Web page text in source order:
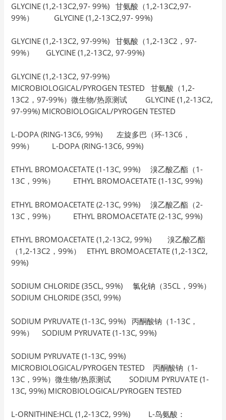
GLYCINE (1,2-13C2,97- 99%) 甘氨酸（1,2-13C2,97-
99%） GLYCINE (1,2-13C2,97- 99%)
GLYCINE (1,2-13C2, 97-99%) 甘氨酸（1,2-13C2，97-
99%） GLYCINE (1,2-13C2, 97-99%)
GLYCINE (1,2-13C2, 97-99%)
MICROBIOLOGICAL/PYROGEN TESTED 甘氨酸（1,2-
13C2，97-99%）微生物/热原测试 GLYCINE (1,2-13C2,
97-99%) MICROBIOLOGICAL/PYROGEN TESTED
L-DOPA (RING-13C6, 99%) 左旋多巴（环-13C6，
99%） L-DOPA (RING-13C6, 99%)
ETHYL BROMOACETATE (1-13C, 99%) 溴乙酸乙酯（1-
13C，99%） ETHYL BROMOACETATE (1-13C, 99%)
ETHYL BROMOACETATE (2-13C, 99%) 溴乙酸乙酯（2-
13C，99%） ETHYL BROMOACETATE (2-13C, 99%)
ETHYL BROMOACETATE (1,2-13C2, 99%) 溴乙酸乙酯
（1,2-13C2，99%） ETHYL BROMOACETATE (1,2-13C2,
99%)
SODIUM CHLORIDE (35CL, 99%) 氯化钠（35CL，99%）
SODIUM CHLORIDE (35Cl, 99%)
SODIUM PYRUVATE (1-13C, 99%) 丙酮酸钠（1-13C，
99%） SODIUM PYRUVATE (1-13C, 99%)
SODIUM PYRUVATE (1-13C, 99%)
MICROBIOLOGICAL/PYROGEN TESTED 丙酮酸钠（1-
13C，99%）微生物/热原测试 SODIUM PYRUVATE (1-
13C, 99%) MICROBIOLOGICAL/PYROGEN TESTED
L-ORNITHINE:HCL (1,2-13C2, 99%) L-鸟氨酸：